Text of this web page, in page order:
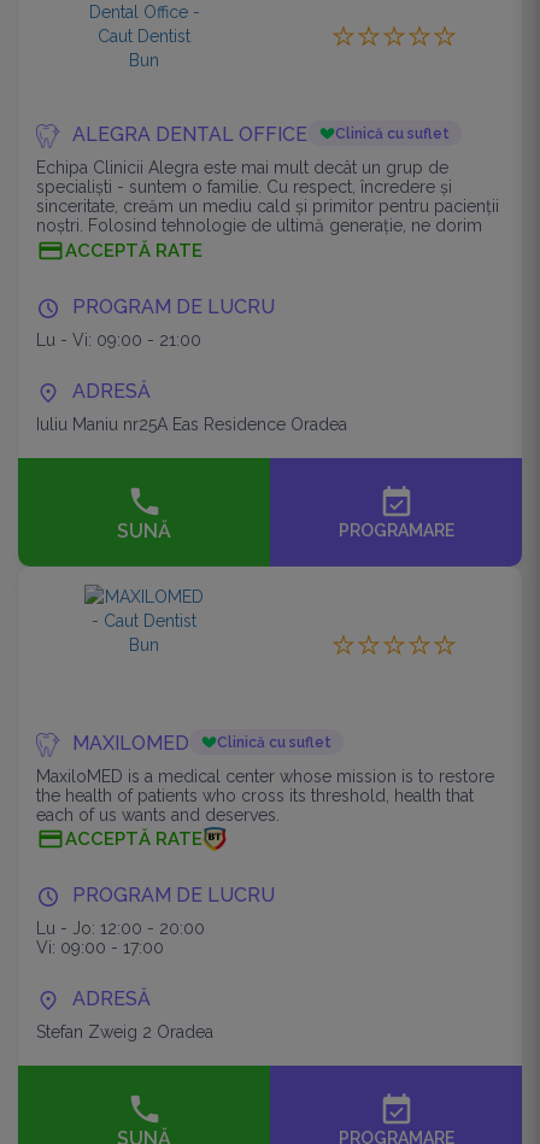
ALEGRA DENTAL OFFICE Clinică cu suflet
Echipa Clinicii Alegra este mai mult decât un grup de
specialiști - suntem o familie. Cu respect, încredere și
sinceritate, creăm un mediu cald și primitor pentru pacienții
noștri. Folosind tehnologie de ultimă generație, ne dorim
să oferim o experi
ACCEPTĂ RATE
PROGRAM DE LUCRU
Lu - Vi: 09:00 - 21:00
ADRESĂ
Iuliu Maniu nr25A Eas Residence Oradea
SUNĂ
event_available
PROGRAMARE
MAXILOMED Clinică cu suflet
MaxiloMED is a medical center whose mission is to restore
the health of patients who cross its threshold, health that
each of us wants and deserves.
ACCEPTĂ RATE
PROGRAM DE LUCRU
Lu - Jo: 12:00 - 20:00
Vi: 09:00 - 17:00
ADRESĂ
Stefan Zweig 2 Oradea
SUNĂ
event_available
PROGRAMARE